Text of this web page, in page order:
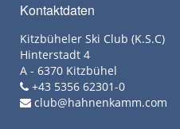
Kontaktdaten
Kitzbüheler Ski Club (K.S.C)
Hinterstadt 4
A - 6370 Kitzbühel
+43 5356 62301-0
club@hahnenkamm.com